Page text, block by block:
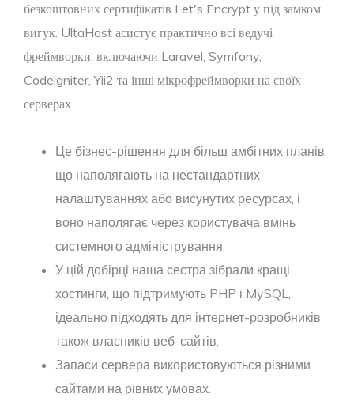
безкоштовних сертифікатів Let's Encrypt у під замком
вигук. UltaHost асистує практично всі ведучі
фреймворки, включаючи Laravel, Symfony,
Codeigniter, Yii2 та інші мікрофреймворки на своїх
серверах.
Це бізнес-рішення для більш амбітних планів,
що наполягають на нестандартних
налаштуваннях або висунутих ресурсах, і
воно наполягає через користувача вмінь
системного адміністрування.
У цій добірці наша сестра зібрали кращі
хостинги, що підтримують PHP і MySQL,
ідеально підходять для інтернет-розробників
також власників веб-сайтів.
Запаси сервера використовуються різними
сайтами на рівних умовах.